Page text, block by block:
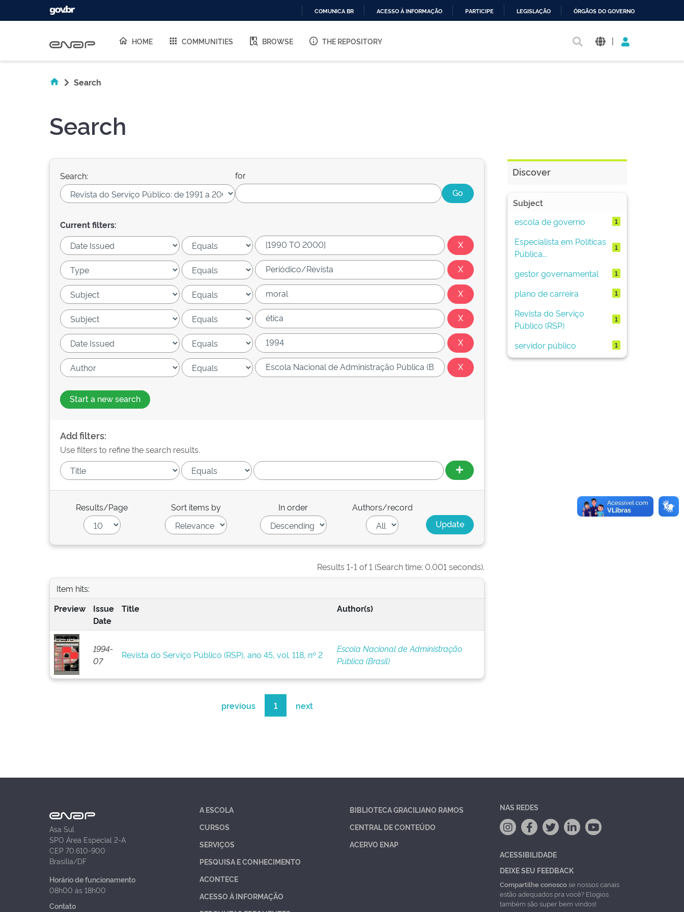
O
COMUNICA BR ACESSO À INFORMAÇÃO PARTICIPE LEGISLAÇÃO ÓRGÃOS DO GOVERNO
HOME COMMUNITIES BROWSE THE REPOSITORY |
Search
Search
Search: for
Current filters:
Start a new search
Add filters:
Use filters to refine the search results.
Results/Page Sort items by In order Authors/record
Results 1-1 of 1 (Search time: 0.001 seconds).
Item hits:
Preview
Issue
Date
Title Author(s)
1994-
07
Revista do Serviço Público (RSP), ano 45, vol. 118, nº 2
Escola Nacional de Administração
Pública (Brasil)
previous 1 next
Discover
Subject
escola de governo
1
Especialista em Políticas
Pública...
1
gestor governamental 1
plano de carreira 1
Revista do Serviço
Público (RSP)
1
servidor público 1
Asa Sul
SPO Área Especial 2-A
CEP 70.610-900
Brasília/DF
Horário de funcionamento
08h00 às 18h00
Contato
A ESCOLA
CURSOS
SERVIÇOS
PESQUISA E CONHECIMENTO
ACONTECE
ACESSO À INFORMAÇÃO
BIBLIOTECA GRACILIANO RAMOS
CENTRAL DE CONTEÚDO
ACERVO ENAP
NAS REDES
ACESSIBILIDADE
DEIXE SEU FEEDBACK
Compartilhe conoscose nossos canais
estão adequados pra você? Elogios
também são super bem vindos!